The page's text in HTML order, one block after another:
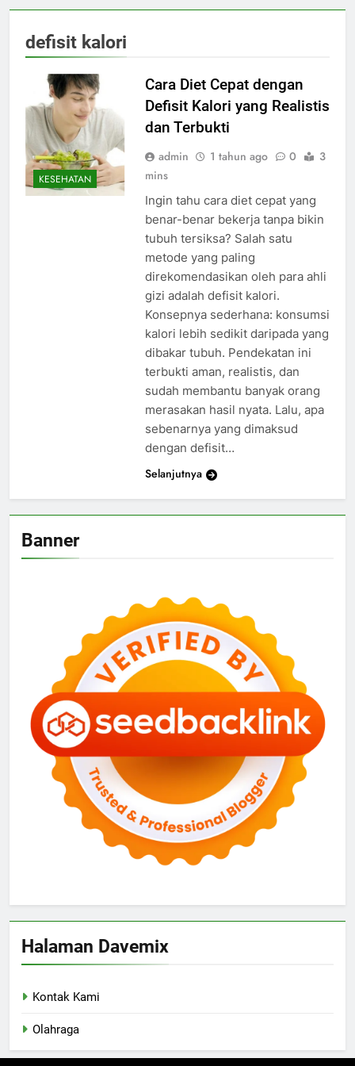
defisit kalori
KESEHATAN
Cara Diet Cepat dengan
Defisit Kalori yang Realistis
dan Terbukti
admin 1 tahun ago 0
3
mins
Ingin tahu cara diet cepat yang
benar-benar bekerja tanpa bikin
tubuh tersiksa? Salah satu
metode yang paling
direkomendasikan oleh para ahli
gizi adalah defisit kalori.
Konsepnya sederhana: konsumsi
kalori lebih sedikit daripada yang
dibakar tubuh. Pendekatan ini
terbukti aman, realistis, dan
sudah membantu banyak orang
merasakan hasil nyata. Lalu, apa
sebenarnya yang dimaksud
dengan defisit…
Selanjutnya
Banner
Halaman Davemix
Kontak Kami
Olahraga